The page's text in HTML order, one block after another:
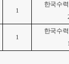
1
한국수
1
한국수